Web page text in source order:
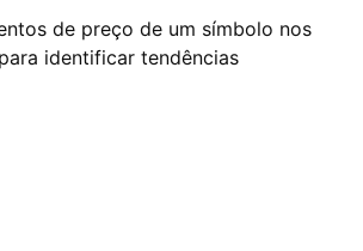
de preço de um símbolo nos
identificar tendências